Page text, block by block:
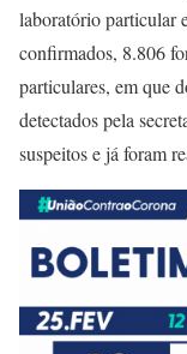
laboratório particular
confirmados, 8.806
particulares, em que
detectados pela
suspeitos e já foram